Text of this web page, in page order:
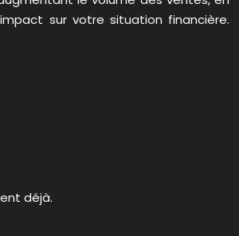
sur votre situation financière.
déjà.